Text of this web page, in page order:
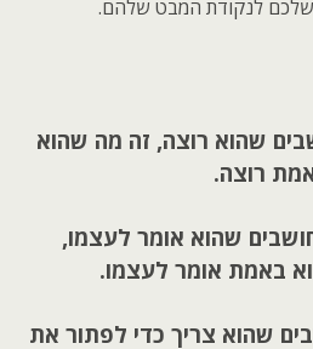
לנקודת המבט שלהם.
שהוא רוצה, זה מה שהוא
רוצה.
שהוא אומר לעצמו,
באמת אומר לעצמו.
שהוא צריך כדי לפתור את